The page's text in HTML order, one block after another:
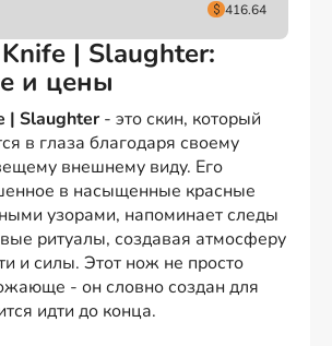
416.64
| Slaughter:
и цены
| Slaughter - это скин, который
в глаза благодаря своему
внешнему виду. Его
в насыщенные красные
узорами, напоминает следы
ритуалы, создавая атмосферу
и силы. Этот нож не просто
- он словно создан для
идти до конца.